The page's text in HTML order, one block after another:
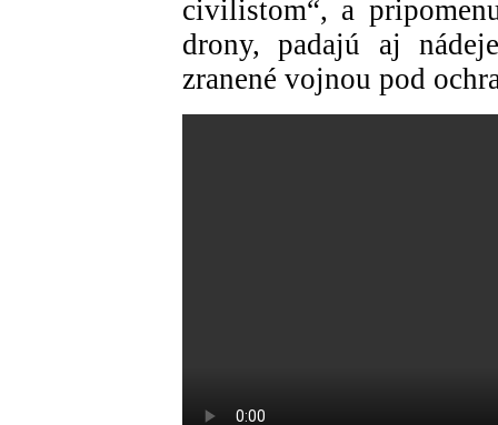
civilistom“, a
drony, padajú aj
zranené vojnou pod